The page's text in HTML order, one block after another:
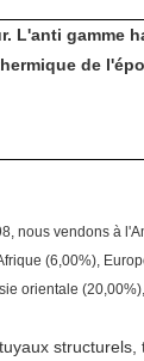
L'anti gamme
de
nous vendons à
(6,00%),
orientale